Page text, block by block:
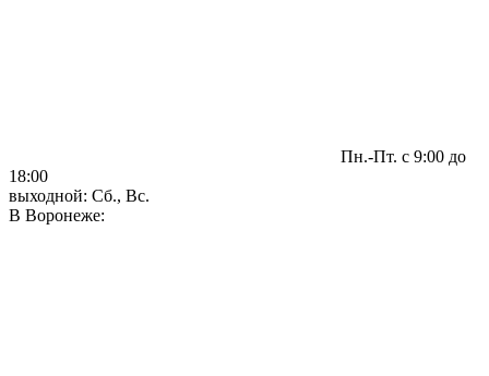
Пн.-Пт. с 9:00 до
18:00
выходной: Сб., Вс.
В Воронеже: